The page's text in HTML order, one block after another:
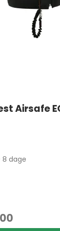
Airsafe
8 dage